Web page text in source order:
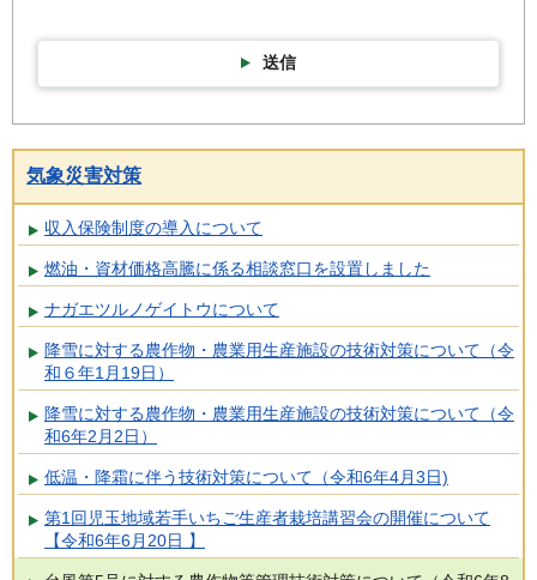
送信
気象災害対策
収入保険制度の導入について
燃油・資材価格高騰に係る相談窓口を設置しました
ナガエツルノゲイトウについて
降雪に対する農作物・農業用生産施設の技術対策について（令
和６年1月19日）
降雪に対する農作物・農業用生産施設の技術対策について（令
和6年2月2日）
低温・降霜に伴う技術対策について（令和6年4月3日)
第1回児玉地域若手いちご生産者栽培講習会の開催について
【令和6年6月20日 】